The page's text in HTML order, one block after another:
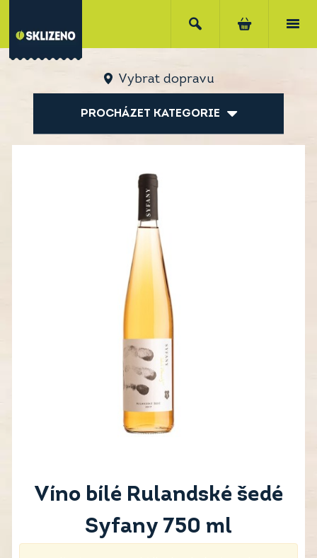
Vybrat dopravu
PROCHÁZET KATEGORIE
Víno bílé Rulandské šedé
Syfany 750 ml